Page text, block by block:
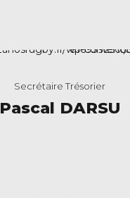
Secrétaire Trésorier
Pascal DARSU